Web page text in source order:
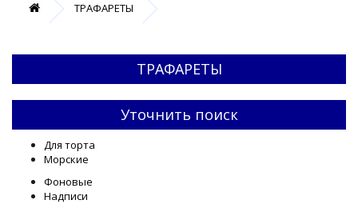
ТРАФАРЕТЫ
ТРАФАРЕТЫ
Уточнить поиск
Для торта
Морские
Фоновые
Надписи